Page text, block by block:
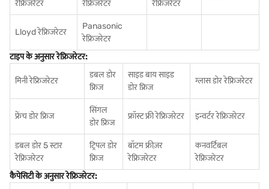
रेफ्रिजरेटर
रेफ्रिजरेटर
रेफ्रिजरेटर
Lloyd रेफ्रिजरेटर
Panasonic
रेफ्रिजरेटर
टाइप के अनुसार रेफ्रिजरेटर:
मिनी रेफ्रिजरेटर
डबल डोर
फ्रिज
साइड बाय साइड
डोर फ्रिज
ग्लास डोर रेफ्रिजरेटर
फ्रेंच डोर फ्रिज
सिंगल
डोर फ्रिज
फ्रॉस्ट फ्री रेफ्रिजरेटर इन्वर्टर रेफ्रिजरेटर
डबल डोर 5 स्टार
रेफ्रिजरेटर
ट्रिपल डोर
फ्रिज
बॉटम फ्रीज़र
रेफ्रिजरेटर
कनवर्टिबल
रेफ्रिजरेटर
कैपेसिटी के अनुसार रेफ्रिजरेटर: